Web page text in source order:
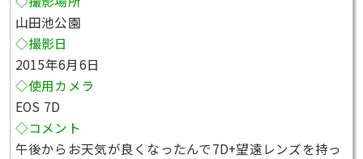
山田池公園
◇撮影日
2015年6月6日
◇使用カメラ
EOS 7D
◇コメント
午後からお天気が良くなったんで7D+望遠レンズを持っ